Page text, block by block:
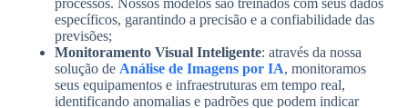
processos. Nossos modelos são treinados com seus dados
específicos, garantindo a precisão e a confiabilidade das
previsões;
Monitoramento Visual Inteligente: através da nossa
solução de Análise de Imagens por IA, monitoramos
seus equipamentos e infraestruturas em tempo real,
identificando anomalias e padrões que podem indicar